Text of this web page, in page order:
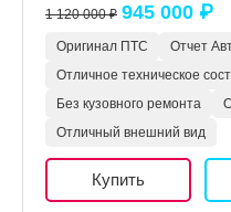
1 120 000 ₽ 945 000 ₽
Оригинал ПТС
Отчет
Отличное техническое
Без кузовного ремонта
Отличный внешний вид
Купить